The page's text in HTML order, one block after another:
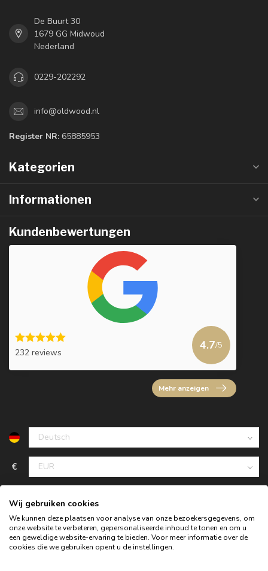
De Buurt 30
1679 GG Midwoud
Nederland
0229-202292
info@oldwood.nl
Register NR: 65885953
Kategorien
Informationen
Kundenbewertungen
232 reviews
4.7/5
Mehr anzeigen
€
Wij gebruiken cookies
We kunnen deze plaatsen voor analyse van onze bezoekersgegevens, om
onze website te verbeteren, gepersonaliseerde inhoud te tonen en om u
een geweldige website-ervaring te bieden. Voor meer informatie over de
cookies die we gebruiken opent u de instellingen.